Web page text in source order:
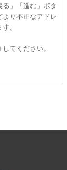
」「進む」ボタ
より不正なアドレ
。
てください。